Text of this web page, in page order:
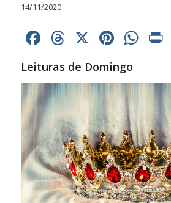
14/11/2020
Facebook
Threads
X
Leituras de Domingo